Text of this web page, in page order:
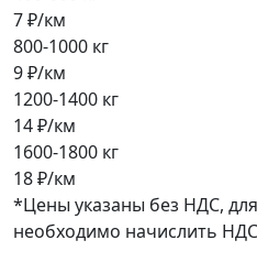
7 ₽/км
800-1000 кг
9 ₽/км
1200-1400 кг
14 ₽/км
1600-1800 кг
18 ₽/км
*Цены указаны без НДС,
необходимо начислить